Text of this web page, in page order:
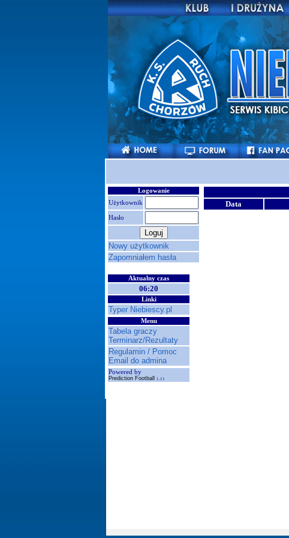
Logowanie
Użytkownik
Hasło
Nowy użytkownik
Zapomniałem hasła
Aktualny czas
06:20
Linki
Typer Niebiescy.pl
Menu
Tabela graczy
Terminarz/Rezultaty
Regulamin / Pomoc
Email do admina
Powered by
Prediction Football 1.11
Data